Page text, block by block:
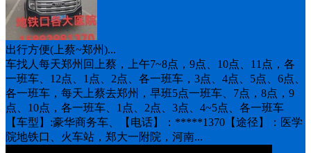
出行方便(上蔡~郑州)...
车找人每天郑州回上蔡，上午7~8点，9点、10点、11点，各
一班车、12点、1点、2点、各一班车，3点、4点、5点、6点、
各一班车，每天上蔡去郑州，早班5点一班车、7点，8点，9
点、10点，各一班车、1点、2点、3点、4~5点、各一班车
【车型】:豪华商务车、【电话】：*****1370【途径】：医学
院‬地铁口、火车站，郑大一附院，河南...